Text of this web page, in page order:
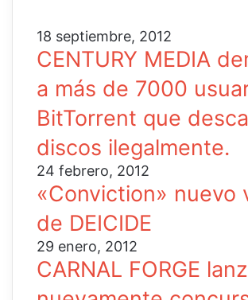
18 septiembre, 2012
CENTURY MEDIA
a más de 7000
BitTorrent que
discos ilegalmente.
24 febrero, 2012
«Conviction» nuevo
de DEICIDE
29 enero, 2012
CARNAL FORGE